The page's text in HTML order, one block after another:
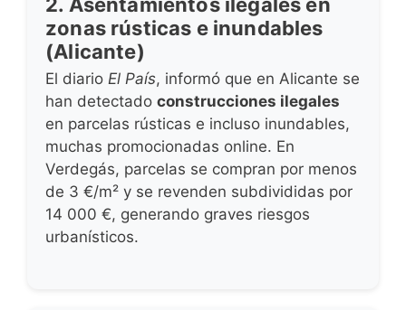
zonas rústicas e inundables
(Alicante)
El diario El País, informó que en Alicante se
han detectado construcciones ilegales
en parcelas rústicas e incluso inundables,
muchas promocionadas online. En
Verdegás, parcelas se compran por menos
de 3 €/m² y se revenden subdivididas por
14 000 €, generando graves riesgos
urbanísticos.